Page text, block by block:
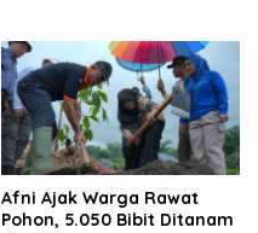
Afni Ajak Warga Rawat
Pohon, 5.050 Bibit Ditanam